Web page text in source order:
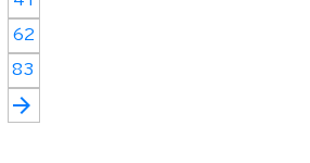
62
83
arrow_forward